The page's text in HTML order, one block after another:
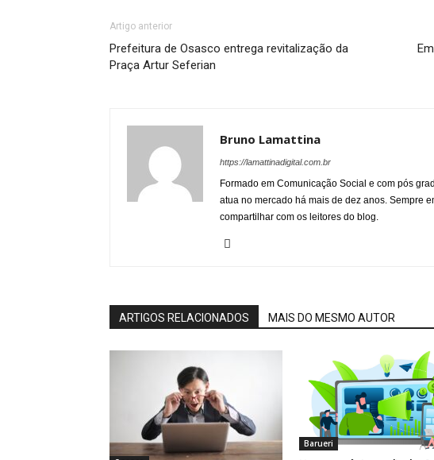
Artigo anterior
Prefeitura de Osasco entrega revitalização da
Praça Artur Seferian
Bruno Lamattina
https://lamattinadigital.com.br
Formado em Comunicação Social e com pós
atua no mercado há mais de dez anos. Sempre
compartilhar com os leitores do blog.
ARTIGOS RELACIONADOS MAIS DO MESMO AUTOR
Barueri